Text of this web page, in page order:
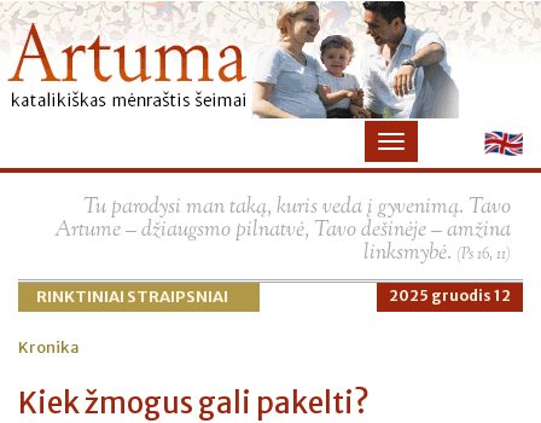
Tu parodysi man taką, kuris veda į gyvenimą. Tavo
Artume – džiaugsmo pilnatvė, Tavo dešinėje – amžina
linksmybė. (Ps 16, 11)
RINKTINIAI STRAIPSNIAI 2025 gruodis 12
Kronika
Kiek žmogus gali pakelti?
×